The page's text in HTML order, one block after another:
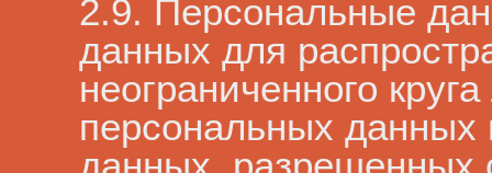
2.9. Персональные
данных для
неограниченного
персональных данных